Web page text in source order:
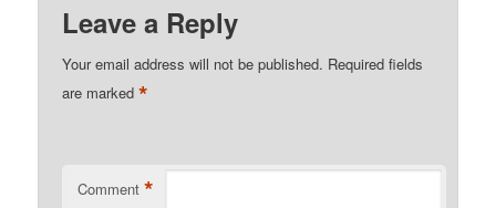
Leave a Reply
Your email address will not be published. Required fields
are marked*
Comment *